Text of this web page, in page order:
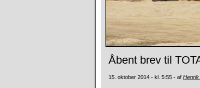
Åbent brev til
15. oktober 2014 - kl. 5:55 - af